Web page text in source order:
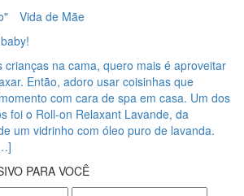
Vida de Mãe
crianças na cama, quero mais é aproveitar
Então, adoro usar coisinhas que
com cara de spa em casa. Um dos
foi o Roll-on Relaxant Lavande, da
um vidrinho com óleo puro de lavanda.
PARA VOCÊ